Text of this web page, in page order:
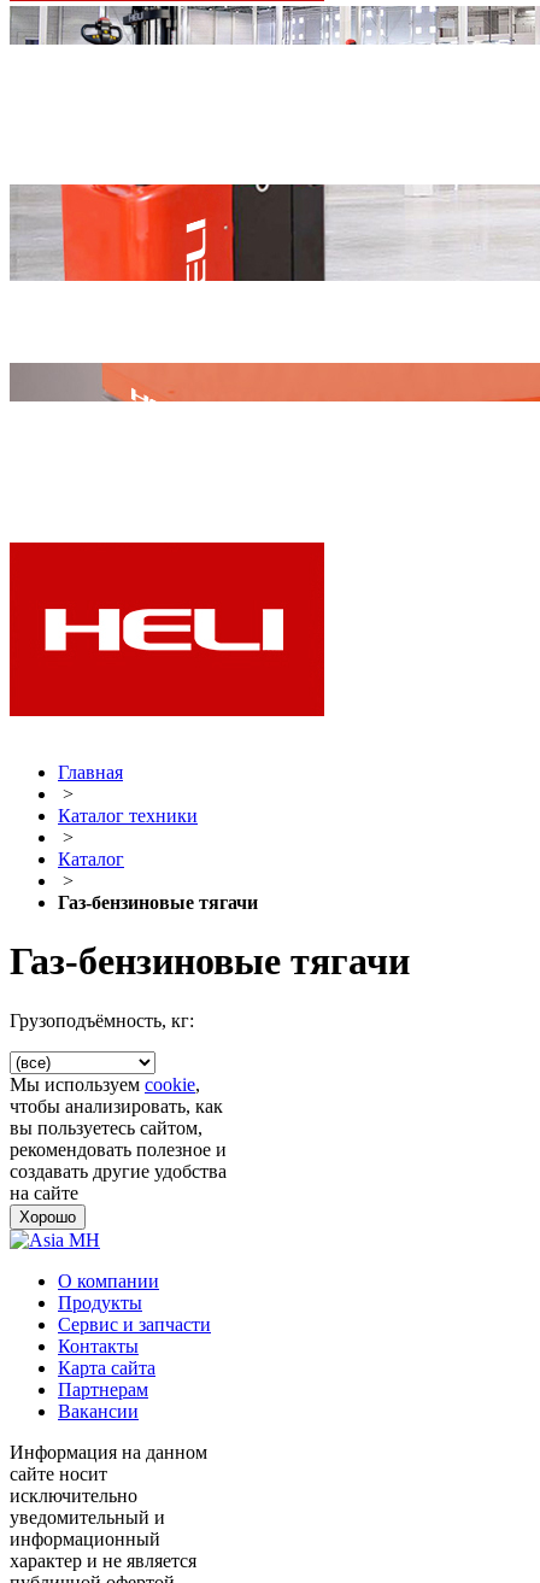
Главная
>
Каталог техники
>
Каталог
>
Газ-бензиновые тягачи
Газ-бензиновые тягачи
Грузоподъёмность, кг:
Мы используем cookie,
чтобы анализировать, как
вы пользуетесь сайтом,
рекомендовать полезное и
создавать другие удобства
на сайте
Хорошо
О компании
Продукты
Сервис и запчасти
Контакты
Карта сайта
Партнерам
Вакансии
Информация на данном
сайте носит
исключительно
уведомительный и
информационный
характер и не является